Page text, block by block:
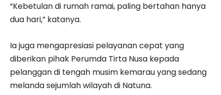
“Kebetulan di rumah ramai, paling bertahan hanya
dua hari,” katanya.
Ia juga mengapresiasi pelayanan cepat yang
diberikan pihak Perumda Tirta Nusa kepada
pelanggan di tengah musim kemarau yang sedang
melanda sejumlah wilayah di Natuna.